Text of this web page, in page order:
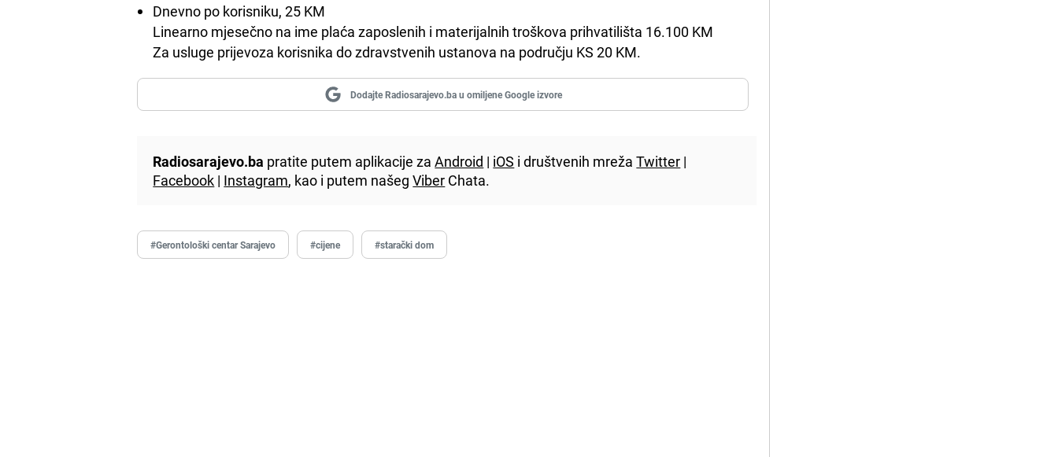
Dnevno po korisniku, 25 KM
Linearno mjesečno na ime plaća zaposlenih i materijalnih troškova prihvatilišta 16.100 KM
Za usluge prijevoza korisnika do zdravstvenih ustanova na području KS 20 KM.
Dodajte Radiosarajevo.ba u omiljene Google izvore
Radiosarajevo.ba pratite putem aplikacije zaAndroid | iOS i društvenih mrežaTwitter |
Facebook | Instagram, kao i putem našegViber Chata.
#Gerontološki centar Sarajevo #cijene #starački dom